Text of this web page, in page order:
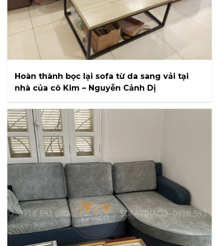
Hoàn thành bọc lại sofa từ da sang vải tại
nhà của cô Kim – Nguyễn Cảnh Dị